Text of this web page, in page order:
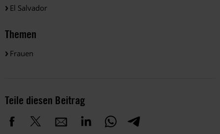
El Salvador
Themen
Frauen
Teile diesen Beitrag